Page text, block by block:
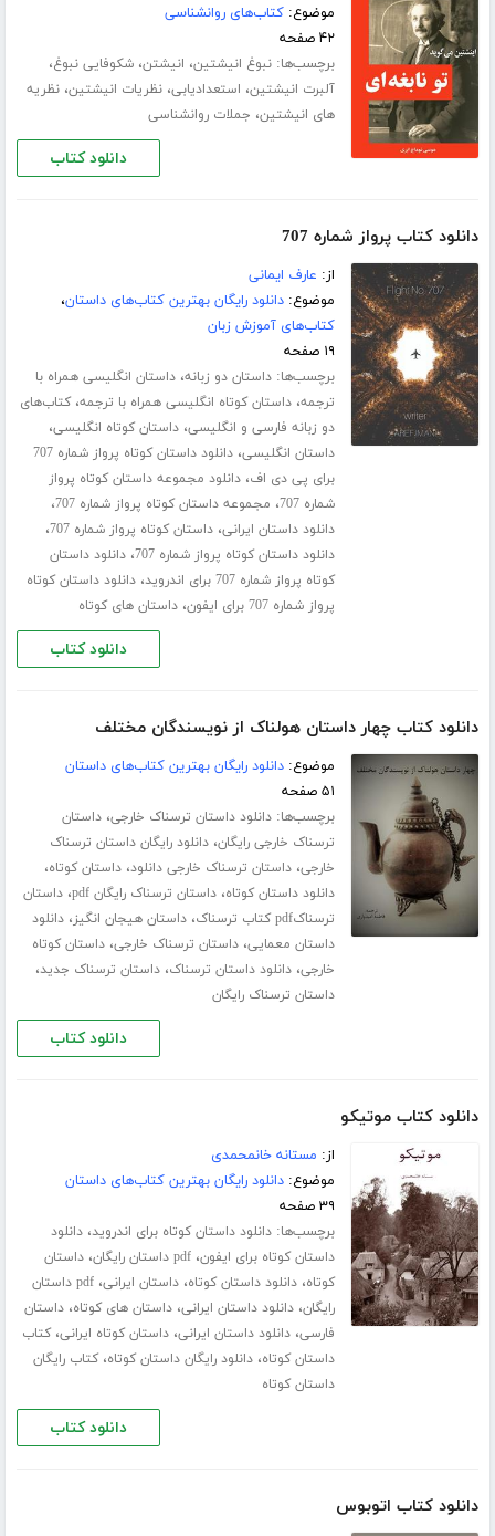
موضوع:کتاب‌های روانشناسی
۴۲ صفحه
برچسب‌ها:نبوغ انیشتین، انیشتن،شکوفایی نبوغ،
آلبرت انیشتین، استعدادیابی،نظریات انیشتین،نظریه
های انیشتین، جملات روانشناسی
دانلود کتاب
دانلود کتاب پرواز شماره 707
از: عارف ایمانی
موضوع:دانلود رایگان بهترین کتاب‌های داستان،
کتاب‌های آموزش زبان
۱۹ صفحه
برچسب‌ها:داستان دو زبانه،داستان انگلیسی همراه با
ترجمه،داستان کوتاه انگلیسی همراه با ترجمه،کتاب‌های
دو زبانه فارسی و انگلیسی،داستان کوتاه انگلیسی،
داستان انگلیسی،
دانلود داستان کوتاه پرواز شماره 707
برای پی دی اف،دانلود مجموعه داستان کوتاه پرواز
شماره 707
، مجموعه داستان کوتاه پرواز شماره 707 ،
دانلود داستان ایرانی،داستان کوتاه پرواز شماره 707 ،
دانلود داستان کوتاه پرواز شماره 707 ،دانلود داستان
کوتاه پرواز شماره 707 برای اندروید
،دانلود داستان کوتاه
پرواز شماره 707 برای ایفون
،داستان های کوتاه
دانلود کتاب
دانلود کتاب چهار داستان هولناک از نویسندگان مختلف
موضوع:دانلود رایگان بهترین کتاب‌های داستان
۵۱ صفحه
برچسب‌ها:دانلود داستان ترسناک خارجی،داستان
ترسناک خارجی رایگان،دانلود رایگان داستان ترسناک
خارجی،داستان ترسناک خارجی دانلود،داستان کوتاه،
دانلود داستان کوتاه،داستان ترسناک رایگان pdf ،داستان
ترسناکpdf کتاب ترسناک
،داستان هیجان انگیز،دانلود
داستان معمایی،داستان ترسناک خارجی،داستان کوتاه
خارجی،دانلود داستان ترسناک،داستان ترسناک جدید،
داستان ترسناک رایگان
دانلود کتاب
دانلود کتاب موتیکو
از: مستانه خانمحمدی
موضوع:دانلود رایگان بهترین کتاب‌های داستان
۳۹ صفحه
برچسب‌ها:دانلود داستان کوتاه برای اندروید،دانلود
داستان کوتاه برای ایفون،pdf داستان رایگان ،داستان
کوتاه،دانلود داستان کوتاه،داستان ایرانی،
pdf داستان
رایگان،دانلود داستان ایرانی،داستان های کوتاه،داستان
فارسی،دانلود داستان ایرانی،داستان کوتاه ایرانی،کتاب
داستان کوتاه،دانلود رایگان داستان کوتاه،کتاب رایگان
داستان کوتاه
دانلود کتاب
دانلود کتاب اتوبوس